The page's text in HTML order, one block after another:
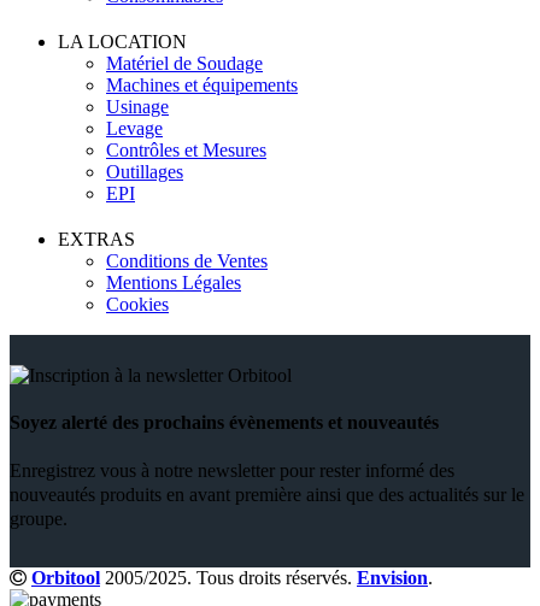
Outillages
EXTRAS
Conditions de Ventes
Mentions Légales
Cookies
Soyez alerté des prochains évènements et nouveautés
Enregistrez vous à notre newsletter pour rester informé des
nouveautés produits en avant première ainsi que des actualités sur le
Orbitool 2005/2025. Tous droits réservés. Envision.
En ce moment : une promo exclusive sur les
torches TIG !
TG9 / TG 17 / TG 18 / TG 20